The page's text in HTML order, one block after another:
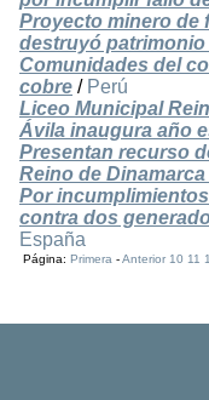
Proyecto minero de
destruyó
Comunidades del
cobre / Perú
Liceo Municipal
Ávila inaugura año
Presentan recurso
Reino de
Por
contra dos
España
Página:Primera -Anterior 10 11